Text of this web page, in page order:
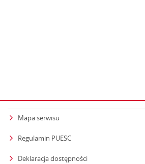
Mapa serwisu
Regulamin PUESC
Deklaracja dostępności